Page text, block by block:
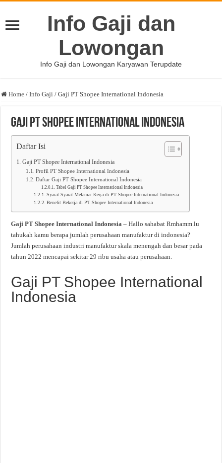
Info Gaji dan
Lowongan
Info Gaji dan Lowongan Karyawan Terupdate
Home / Info Gaji / Gaji PT Shopee International Indonesia
Gaji PT Shopee International Indonesia
Daftar Isi
Gaji PT Shopee International Indonesia
Profil PT Shopee International Indonesia
Daftar Gaji PT Shopee International Indonesia
Tabel Gaji PT Shopee International Indonesia
Syarat Syarat Melamar Kerja di PT Shopee International Indonesia
Benefit Bekerja di PT Shopee International Indonesia
Gaji PT Shopee International Indonesia – Hallo sahabat Rmhamm.lu
tahukah kamu berapa jumlah perusahaan manufaktur di indonesia?
Jumlah perusahaan industri manufaktur skala menengah dan besar pada
tahun 2022 mencapai sekitar 29 ribu usaha atau perusahaan.
Gaji PT Shopee International
Indonesia